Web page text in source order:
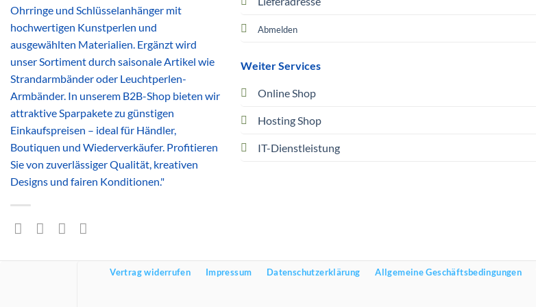
Ohrringe und Schlüsselanhänger mit
hochwertigen Kunstperlen und
ausgewählten Materialien. Ergänzt wird
unser Sortiment durch saisonale Artikel wie
Strandarmbänder oder Leuchtperlen-
Armbänder. In unserem B2B-Shop bieten wir
attraktive Sparpakete zu günstigen
Einkaufspreisen – ideal für Händler,
Boutiquen und Wiederverkäufer. Profitieren
Sie von zuverlässiger Qualität, kreativen
Designs und fairen Konditionen."
Abmelden
Weiter Services
Online Shop
Hosting Shop
IT-Dienstleistung
Vertrag widerrufen Impressum Datenschutzerklärung Allgemeine Geschäftsbedingungen